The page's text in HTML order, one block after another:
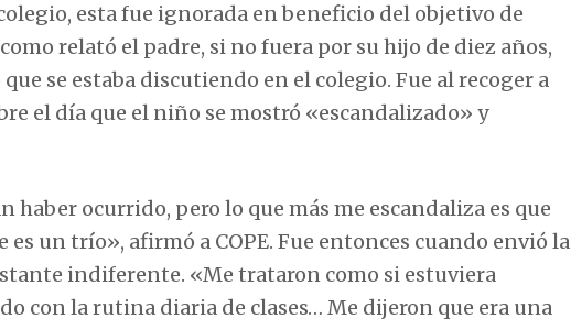
esta fue ignorada en beneficio del objetivo de
relató el padre, si no fuera por su hijo de diez años,
se estaba discutiendo en el colegio. Fue al recoger a
el día que el niño se mostró «escandalizado» y
haber ocurrido, pero lo que más me escandaliza es que
es un trío», afirmó a COPE. Fue entonces cuando envió la
indiferente. «Me trataron como si estuviera
con la rutina diaria de clases… Me dijeron que era una